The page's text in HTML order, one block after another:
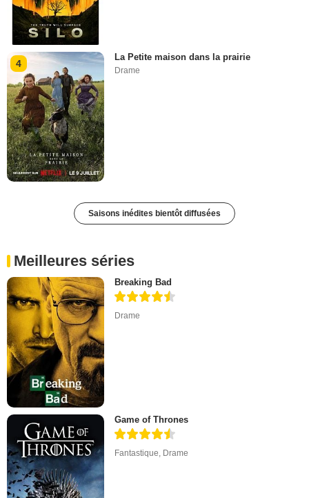
4
La Petite maison dans la prairie
Drame
Saisons inédites bientôt diffusées
Meilleures séries
Breaking Bad
Drame
Game of Thrones
Fantastique Drame